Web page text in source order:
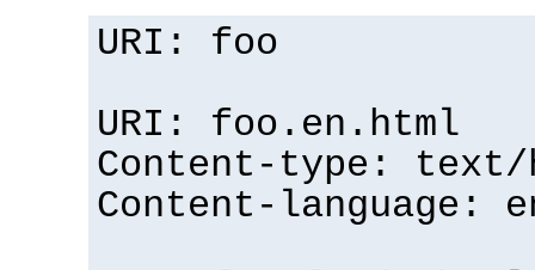
URI: foo
URI: foo.en.html
Content-type: text/
Content-language: